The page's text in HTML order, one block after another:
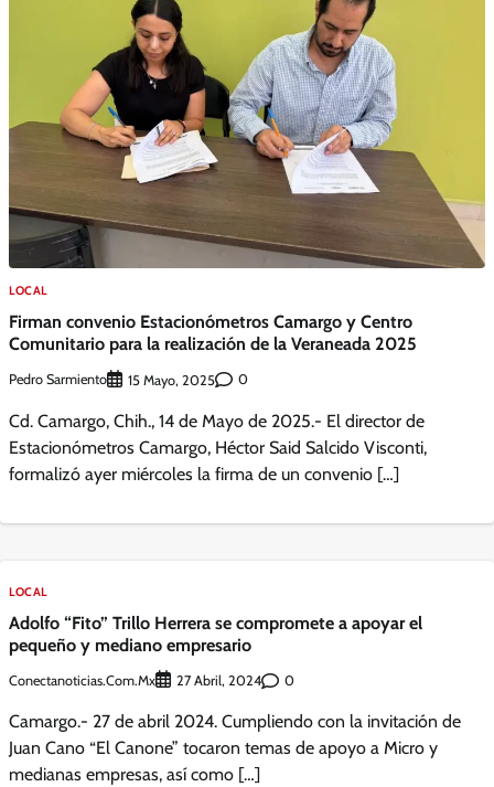
LOCAL
Firman convenio Estacionómetros Camargo y Centro
Comunitario para la realización de la Veraneada 2025
Pedro Sarmiento 15 Mayo, 2025 0
Cd. Camargo, Chih., 14 de Mayo de 2025.- El director de
Estacionómetros Camargo, Héctor Said Salcido Visconti,
formalizó ayer miércoles la firma de un convenio […]
LOCAL
Adolfo “Fito” Trillo Herrera se compromete a apoyar el
pequeño y mediano empresario
Conectanoticias.com.mx 27 Abril, 2024 0
Camargo.- 27 de abril 2024. Cumpliendo con la invitación de
Juan Cano “El Canone” tocaron temas de apoyo a Micro y
medianas empresas, así como […]